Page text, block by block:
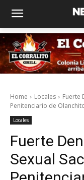
Home Locales
Fuerte
Penitenciario de
Locales
Fuerte
Sexual